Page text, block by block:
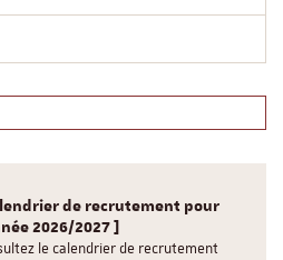
de recrutement pour
2026/2027 ]
le calendrier de recrutement